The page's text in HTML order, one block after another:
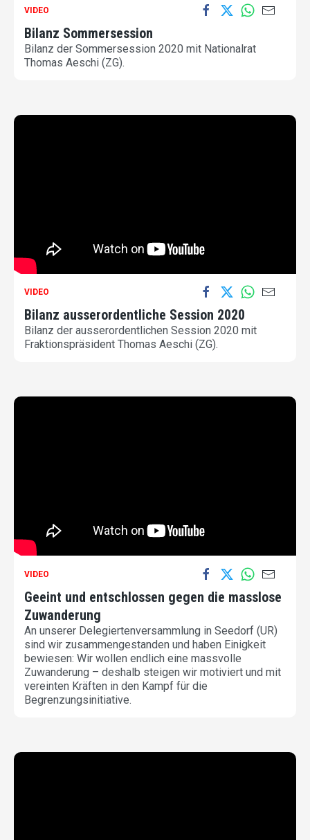
VIDEO
Bilanz Sommersession
Bilanz der Sommersession 2020 mit Nationalrat
Thomas Aeschi (ZG).
VIDEO
Bilanz ausserordentliche Session 2020
Bilanz der ausserordentlichen Session 2020 mit
Fraktionspräsident Thomas Aeschi (ZG).
VIDEO
Geeint und entschlossen gegen die masslose
Zuwanderung
An unserer Delegiertenversammlung in Seedorf (UR)
sind wir zusammengestanden und haben Einigkeit
bewiesen: Wir wollen endlich eine massvolle
Zuwanderung – deshalb steigen wir motiviert und mit
vereinten Kräften in den Kampf für die
Begrenzungsinitiative.